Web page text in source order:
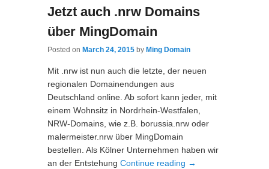
Jetzt auch .nrw Domains
über MingDomain
Posted on March 24, 2015 by Ming Domain
Mit .nrw ist nun auch die letzte, der neuen
regionalen Domainendungen aus
Deutschland online. Ab sofort kann jeder, mit
einem Wohnsitz in Nordrhein-Westfalen,
NRW-Domains, wie z.B. borussia.nrw oder
malermeister.nrw über MingDomain
bestellen. Als Kölner Unternehmen haben wir
an der Entstehung Continue reading →